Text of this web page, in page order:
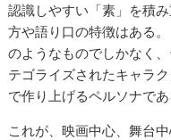
認識しやすい「素」を積
方や語り口の特徴はある
のようなものでしかなく
テゴライズされたキャラ
で作り上げるペルソナであ
これが、映画中心、舞台